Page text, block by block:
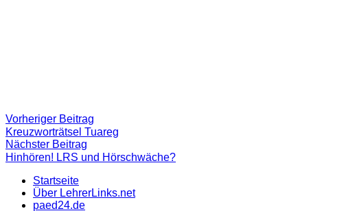
Beitragsnavigation
Vorheriger Beitrag
Beitrag:
Kreuzworträtsel Tuareg
Nächster Beitrag
Beitrag
Hinhören! LRS und Hörschwäche?
Startseite
Über LehrerLinks.net
paed24.de